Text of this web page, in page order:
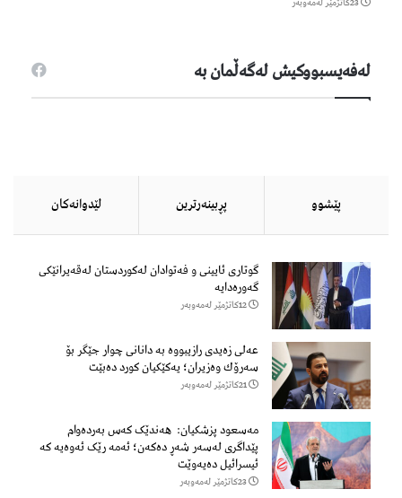
لەفەیسبووكیش لەگەڵمان بە
پێشوو پڕبینەرترین لێدوانەكان
گوتاری ئایینی و فەتوادان لەکوردستان لەقەیرانێکی
گەورەدایە
12كاتژمێر لەمەوبەر
عەلی زەیدی رازیبووە بە دانانی چوار جێگر بۆ
سەرۆك وەزیران؛ یەكێكیان كورد دەبێت
21كاتژمێر لەمەوبەر
مەسعود پزشكیان: هەندێک کەس بەردەوام
پێداگری لەسەر شەڕ دەكەن؛ ئەمە رێک ئەوەیە کە
ئیسرائیل دەیەوێت
23كاتژمێر لەمەوبەر